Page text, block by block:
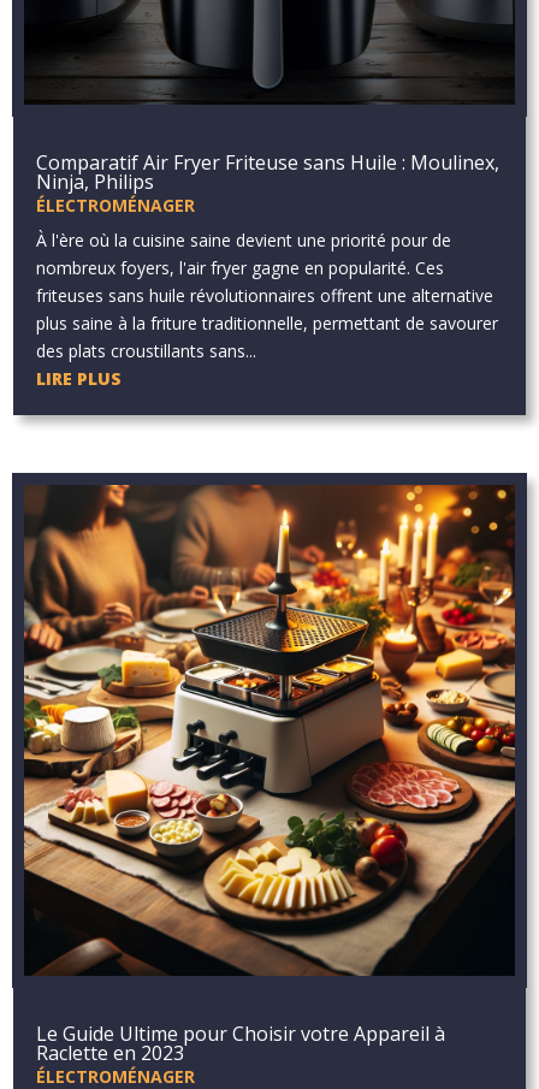
Comparatif Air Fryer Friteuse sans Huile : Moulinex,
Ninja, Philips
ÉLECTROMÉNAGER
À l'ère où la cuisine saine devient une priorité pour de
nombreux foyers, l'air fryer gagne en popularité. Ces
friteuses sans huile révolutionnaires offrent une alternative
plus saine à la friture traditionnelle, permettant de savourer
des plats croustillants sans...
LIRE PLUS
Le Guide Ultime pour Choisir votre Appareil à
Raclette en 2023
ÉLECTROMÉNAGER